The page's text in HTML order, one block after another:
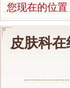
您现在的位置
皮肤科